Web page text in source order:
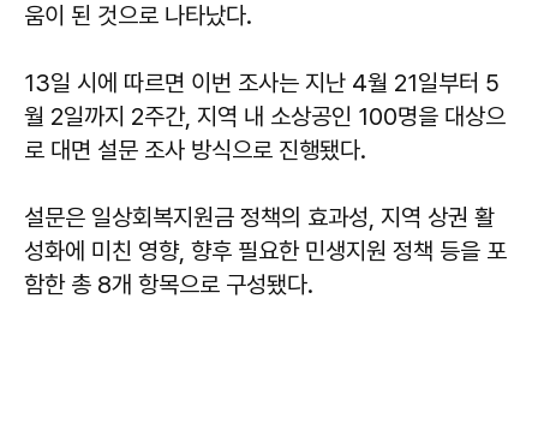
움이 된 것으로 나타났다.
13일 시에 따르면 이번 조사는 지난 4월 21일부터 5
월 2일까지 2주간, 지역 내 소상공인 100명을 대상으
로 대면 설문 조사 방식으로 진행됐다.
설문은 일상회복지원금 정책의 효과성, 지역 상권 활
성화에 미친 영향, 향후 필요한 민생지원 정책 등을 포
함한 총 8개 항목으로 구성됐다.